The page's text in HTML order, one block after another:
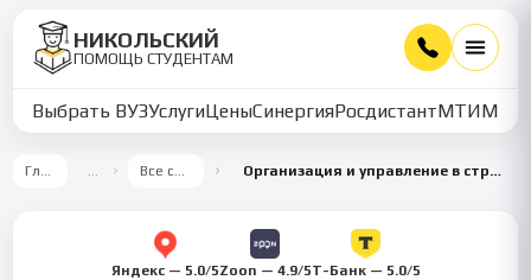
НИКОЛЬСКИЙ
ПОМОЩЬ СТУДЕНТАМ
Выбрать ВУЗУслугиЦеныСинергияРосдистантМТИММУ
Главная … Все семестры Организация и управление в строительстве 7 семестр
Яндекс — 5.0/5Zoon — 4.9/5Т-Банк — 5.0/5